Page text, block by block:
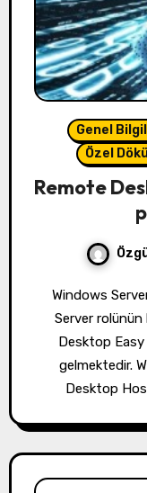
Genel
Özel
Remote
Windows Server 2008 R2 Remote Desktop Host
Server rolünün
Desktop
gelmektedir.
Desktop